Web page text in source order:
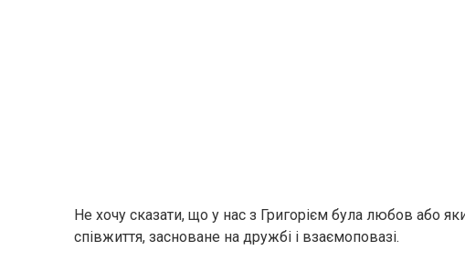
Не хочу сказати, що у нас з Григорієм була любов або
співжиття, засноване на дружбі і взаємоповазі.